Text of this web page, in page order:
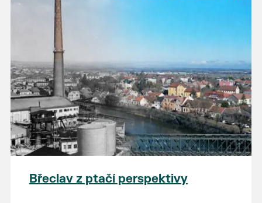
Břeclav z ptačí perspektivy